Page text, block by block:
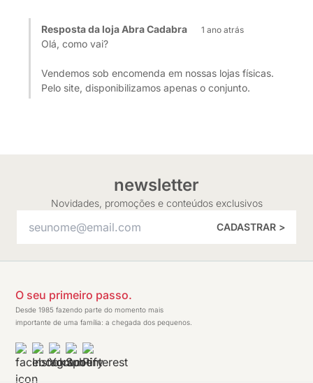
Resposta da loja Abra Cadabra 1 ano atrás
Olá, como vai?
Vendemos sob encomenda em nossas lojas físicas.
Pelo site, disponibilizamos apenas o conjunto.
newsletter
Novidades, promoções e conteúdos exclusivos
CADASTRAR >
O seu primeiro passo.
Desde 1985 fazendo parte do momento mais
importante de uma família: a chegada dos pequenos.